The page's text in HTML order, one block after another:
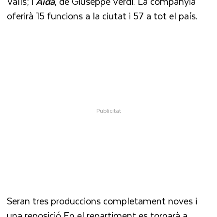
oferirà 15 funcions a la ciutat i 57 a tot el país.
Seran tres produccions completament noves i